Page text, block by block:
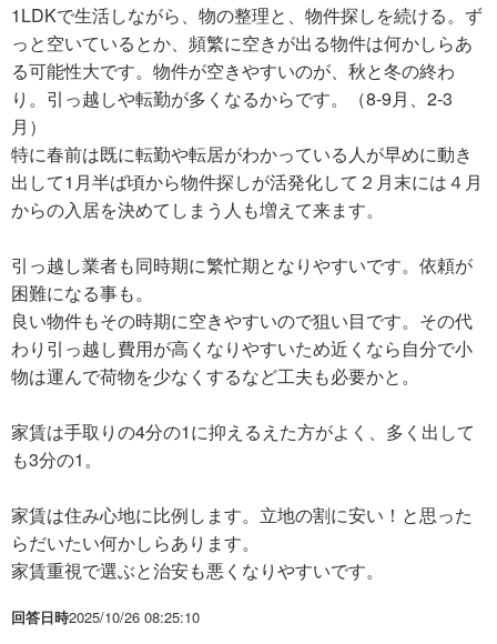
1LDKで生活しながら、物の整理と、物件探しを続ける。ず
っと空いているとか、頻繁に空きが出る物件は何かしらあ
る可能性大です。物件が空きやすいのが、秋と冬の終わ
り。引っ越しや転勤が多くなるからです。（8-9月、2-3
月）
特に春前は既に転勤や転居がわかっている人が早めに動き
出して1月半ば頃から物件探しが活発化して２月末には４月
からの入居を決めてしまう人も増えて来ます。
引っ越し業者も同時期に繁忙期となりやすいです。依頼が
困難になる事も。
良い物件もその時期に空きやすいので狙い目です。その代
わり引っ越し費用が高くなりやすいため近くなら自分で小
物は運んで荷物を少なくするなど工夫も必要かと。
家賃は手取りの4分の1に抑えるえた方がよく、多く出して
も3分の1。
家賃は住み心地に比例します。立地の割に安い！と思った
らだいたい何かしらあります。
家賃重視で選ぶと治安も悪くなりやすいです。
回答日時2025/10/26 08:25:10